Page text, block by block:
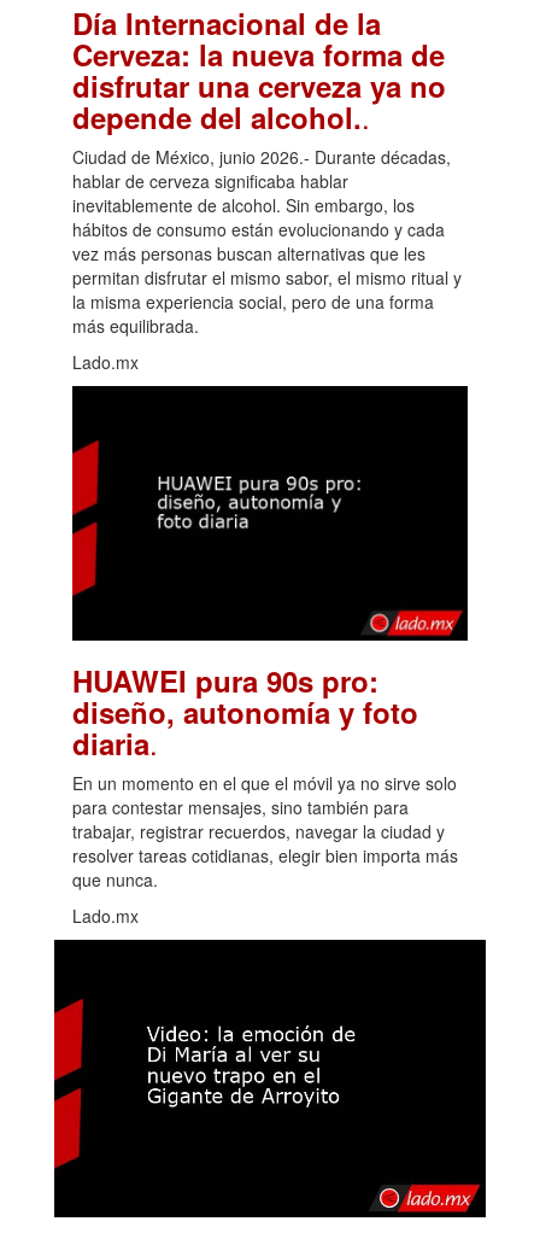
Día Internacional de la
Cerveza: la nueva forma de
disfrutar una cerveza ya no
depende del alcohol..
Ciudad de México, junio 2026.- Durante décadas,
hablar de cerveza significaba hablar
inevitablemente de alcohol. Sin embargo, los
hábitos de consumo están evolucionando y cada
vez más personas buscan alternativas que les
permitan disfrutar el mismo sabor, el mismo ritual y
la misma experiencia social, pero de una forma
más equilibrada.
Lado.mx
HUAWEI pura 90s pro:
diseño, autonomía y foto
diaria.
En un momento en el que el móvil ya no sirve solo
para contestar mensajes, sino también para
trabajar, registrar recuerdos, navegar la ciudad y
resolver tareas cotidianas, elegir bien importa más
que nunca.
Lado.mx